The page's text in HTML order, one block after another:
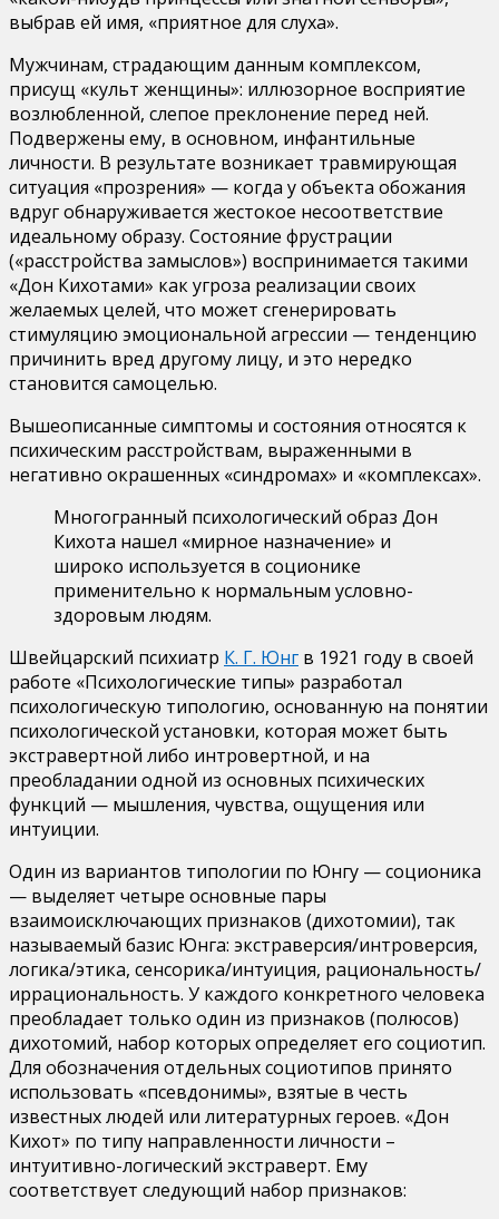
выбрав ей имя, «приятное для слуха».
Мужчинам, страдающим данным комплексом,
присущ «культ женщины»: иллюзорное восприятие
возлюбленной, слепое преклонение перед ней.
Подвержены ему, в основном, инфантильные
личности. В результате возникает травмирующая
ситуация «прозрения» — когда у объекта обожания
вдруг обнаруживается жестокое несоответствие
идеальному образу. Состояние фрустрации
(«расстройства замыслов») воспринимается такими
«Дон Кихотами» как угроза реализации своих
желаемых целей, что может сгенерировать
стимуляцию эмоциональной агрессии — тенденцию
причинить вред другому лицу, и это нередко
становится самоцелью.
Вышеописанные симптомы и состояния относятся к
психическим расстройствам, выраженными в
негативно окрашенных «синдромах» и «комплексах».
Многогранный психологический образ Дон
Кихота нашел «мирное назначение» и
широко используется в соционике
применительно к нормальным условно-
здоровым людям.
Швейцарский психиатр К. Г. Юнг в 1921 году в своей
работе «Психологические типы» разработал
психологическую типологию, основанную на понятии
психологической установки, которая может быть
экстравертной либо интровертной, и на
преобладании одной из основных психических
функций — мышления, чувства, ощущения или
интуиции.
Один из вариантов типологии по Юнгу — соционика
— выделяет четыре основные пары
взаимоисключающих признаков (дихотомии), так
называемый базис Юнга: экстраверсия/интроверсия,
логика/этика, сенсорика/интуиция, рациональность/
иррациональность. У каждого конкретного человека
преобладает только один из признаков (полюсов)
дихотомий, набор которых определяет его социотип.
Для обозначения отдельных социотипов принято
использовать «псевдонимы», взятые в честь
известных людей или литературных героев. «Дон
Кихот» по типу направленности личности –
интуитивно-логический экстраверт. Ему
соответствует следующий набор признаков: